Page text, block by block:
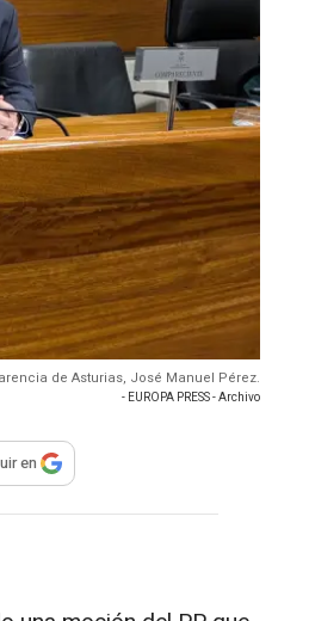
de Asturias, José Manuel Pérez.
- EUROPA PRESS - Archivo
para compartir
en